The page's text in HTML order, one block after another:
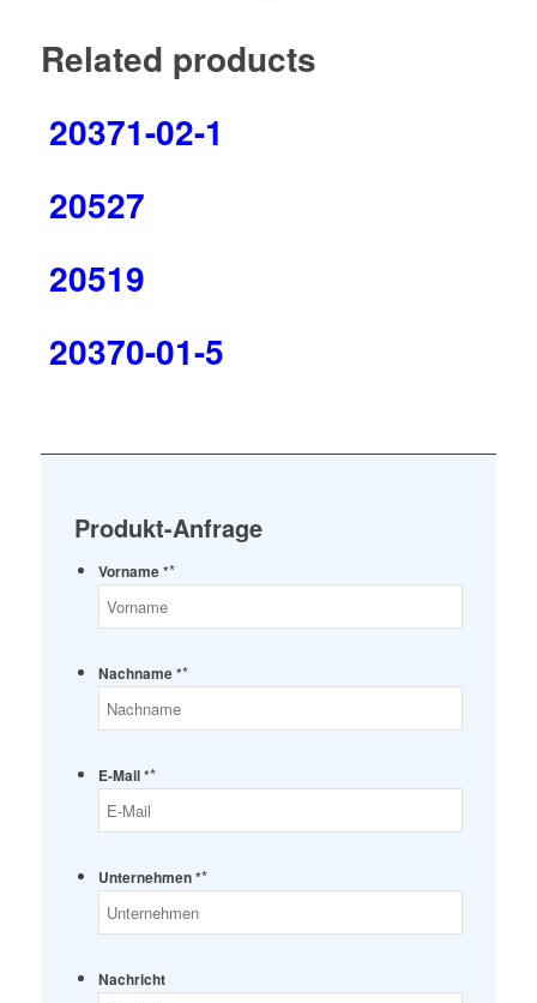
Related products
20371-02-1
20527
20519
20370-01-5
Produkt-Anfrage
Vorname **
Nachname **
E-Mail **
Unternehmen **
Nachricht